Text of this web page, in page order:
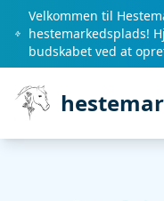
Velkommen til
hestemarkedsplads!
budskabet ved at